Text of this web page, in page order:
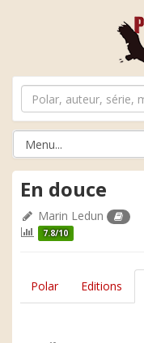
En douce
Marin Ledun
7.8/10
Polar Editions